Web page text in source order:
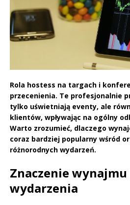
Rola hostess na targach i
przecenienia. Te profesjonalnie
tylko uświetniają eventy, ale
klientów, wpływając na ogólny
Warto zrozumieć, dlaczego
coraz bardziej popularny wśród
różnorodnych wydarzeń.
Znaczenie wynajmu
wydarzenia